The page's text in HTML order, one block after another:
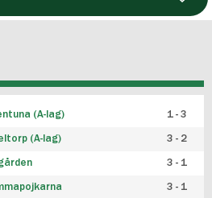
(A-lag) 1 - 3
(A-lag) 3 - 2
3 - 1
3 - 1